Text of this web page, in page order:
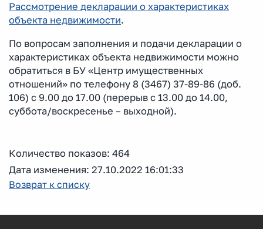
Рассмотрение декларации о характеристиках
объекта недвижимости.
По вопросам заполнения и подачи декларации о
характеристиках объекта недвижимости можно
обратиться в БУ «Центр имущественных
отношений» по телефону 8 (3467) 37-89-86 (доб.
106) с 9.00 до 17.00 (перерыв с 13.00 до 14.00,
суббота/воскресенье – выходной).
Количество показов: 464
Дата изменения: 27.10.2022 16:01:33
Возврат к списку